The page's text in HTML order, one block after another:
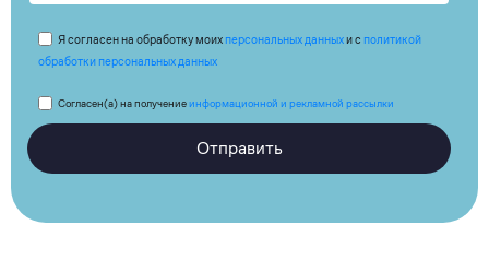
Я согласен на обработку моих персональных данныхи с политикой
обработки персональных данных
Согласен(а) на получениеинформационной и рекламной рассылки
Отправить